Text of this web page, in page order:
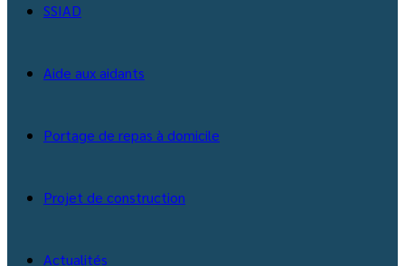
SSIAD
Aide aux aidants
Portage de repas à domicile
Projet de construction
Actualités